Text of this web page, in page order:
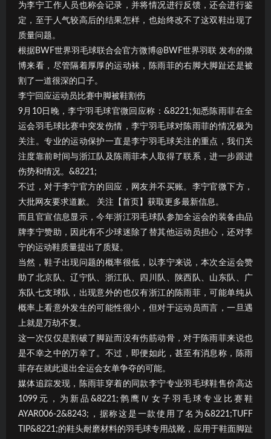
为李宁工作人员也称会记录，并将情况进行反馈，还会进行鉴
定，至于人气较高后的结果怎样，也始终改不了这双鞋出现了
质量问题。
根据BWF世界羽毛球联合会官方微博@BWF世界羽联 发布的微
博来看，尽管隔着厚厚的运动袜，陈雨菲的右脚大脚趾还是被
割了一道很深的口子。
李宁回应运动员比赛中脚被鞋割伤
9月10日晚，李宁羽毛球官微回应称：&8221;知悉陈雨菲在全
运会羽毛球比赛中突发伤情，李宁羽毛球对陈雨菲的情况极为
关注。专业的运动保护一直是李宁羽毛球关注的重点，我们关
注度靠前时间与浙江队及陈雨菲本人取得了联系，进一步跟进
伤势和情况。&8221;
不过，对于李宁官方的回应，网友并不买账。李宁官微下方，
大批网友要求道歉。 关注【首页】获取更多最新信息。
而且官宣信息显示，今年浙江羽毛球队参加全运会的装备由品
牌李宁赞助，因此有不少球迷除了替其他运动员担心，还对李
宁的运动鞋质量提出了质疑。
当然，鞋子出现问题的概率很低，以李宁来说，本次全运会赞
助了北京队、辽宁队、浙江队、四川队、陕西队、山东队、广
东队七支球队，出现意外的也仅有浙江的陈雨菲，可能单纯从
概率上看意外发生的可能性很小，但对于运动员而言，一旦遇
上就是万劫不复。
这一次仅仅是割破了脚趾而没有伤筋动骨，对于陈雨菲来说也
是不幸之中的万幸了。不过，即便如此，甚至有消息称，陈雨
菲存在就此退出全运会女单争夺的可能。
媒体追踪发现，陈雨菲穿着的同款李宁专业羽毛球鞋售价高达
1099元，为新品&8221;鹘鹰Ⅳ女子羽毛球专业比赛鞋
AYAR006-2&8243;，据称这是一款使用了名为&8221;TUFF
TIP&8221;的鞋头耐磨材料的羽毛球专用战靴，应用于鞋面脚趾